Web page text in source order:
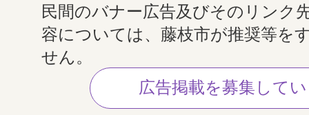
民間のバナー広告及びそのリンク
容については、藤枝市が推奨等を
せん。
広告掲載を募集して